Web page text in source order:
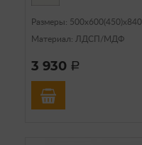
Размеры: 500х600(450)х840
Материал: ЛДСП/МДФ
3 930 a